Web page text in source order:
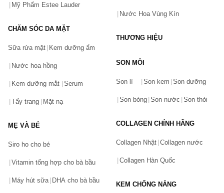
Bạn gặp vấn đề về sản phẩm hay mua hàng?
Hãy báo lỗi cho chúng tôi. Hoặc gọi cho chúng tôi qua số
Mỹ Phẩm Estee Lauder
CHĂM SÓC DA MẶT
Sữa rửa mặt Kem dưỡng ẩm
Nước hoa hồng
Kem dưỡng mắt Serum
Tẩy trang Mặt nạ
MẸ VÀ BÉ
Siro ho cho bé
Vitamin tổng hợp cho bà bầu
Máy hút sữa DHA cho bà bầu
Nước Hoa Vùng Kín
THƯƠNG HIỆU
SON MÔI
Son lì Son kem Son dưỡng
Son bóng Son nước Son thỏi
COLLAGEN CHÍNH HÃNG
Collagen Nhật Collagen nước
Collagen Hàn Quốc
KEM CHỐNG NẮNG